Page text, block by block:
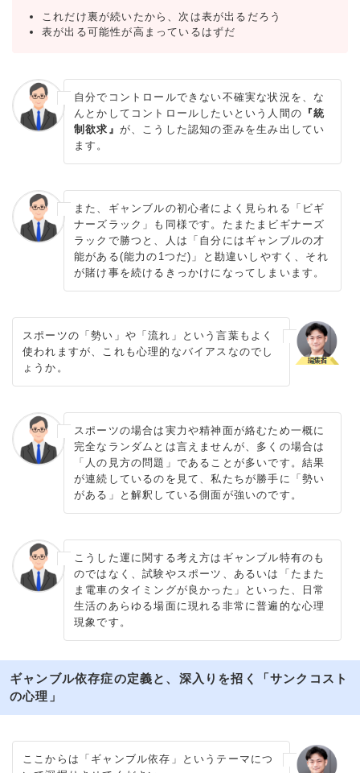
これだけ裏が続いたから、次は表が出るだろう
表が出る可能性が高まっているはずだ
自分でコントロールできない不確実な状況を、な
んとかしてコントロールしたいという人間の 『統
制欲求』 が、こうした認知の歪みを生み出してい
ます。
また、ギャンブルの初心者によく見られる「ビギ
ナーズラック」も同様です。たまたまビギナーズ
ラックで勝つと、人は「自分にはギャンブルの才
能がある(能力の1つだ)」と勘違いしやすく、それ
が賭け事を続けるきっかけになってしまいます。
スポーツの「勢い」や「流れ」という言葉もよく
使われますが、これも心理的なバイアスなのでし
ょうか。
スポーツの場合は実力や精神面が絡むため一概に
完全なランダムとは言えませんが、多くの場合は
「人の見方の問題」であることが多いです。結果
が連続しているのを見て、私たちが勝手に「勢い
がある」と解釈している側面が強いのです。
こうした運に関する考え方はギャンブル特有のも
のではなく、試験やスポーツ、あるいは「たまた
ま電車のタイミングが良かった」といった、日常
生活のあらゆる場面に現れる非常に普遍的な心理
現象です。
ギャンブル依存症の定義と、深入りを招く「サンクコスト
の心理」
ここからは「ギャンブル依存」というテーマにつ